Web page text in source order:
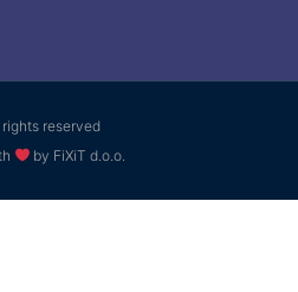
reserved
by FiXiT d.o.o.